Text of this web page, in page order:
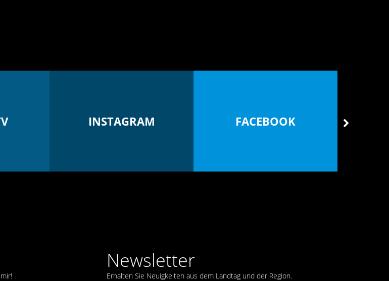
INSTAGRAM FACEBOOK
Newsletter
Erhalten Sie Neuigkeiten aus dem Landtag und der Region.